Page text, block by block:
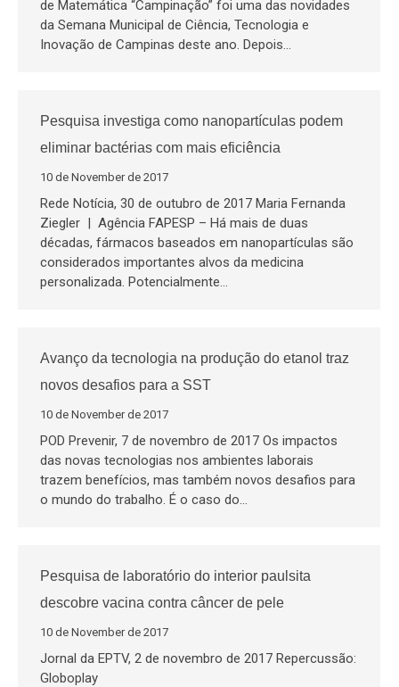
de Matemática “Campinação” foi uma das novidades
da Semana Municipal de Ciência, Tecnologia e
Inovação de Campinas deste ano. Depois…
Pesquisa investiga como nanopartículas podem
eliminar bactérias com mais eficiência
10 de November de 2017
Rede Notícia, 30 de outubro de 2017 Maria Fernanda
Ziegler | Agência FAPESP – Há mais de duas
décadas, fármacos baseados em nanopartículas são
considerados importantes alvos da medicina
personalizada. Potencialmente…
Avanço da tecnologia na produção do etanol traz
novos desafios para a SST
10 de November de 2017
POD Prevenir, 7 de novembro de 2017 Os impactos
das novas tecnologias nos ambientes laborais
trazem benefícios, mas também novos desafios para
o mundo do trabalho. É o caso do…
Pesquisa de laboratório do interior paulsita
descobre vacina contra câncer de pele
10 de November de 2017
Jornal da EPTV, 2 de novembro de 2017 Repercussão:
Globoplay